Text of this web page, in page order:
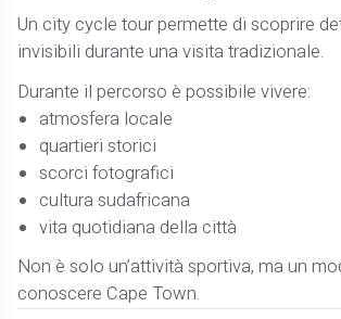
Un city cycle tour permette di scoprire
invisibili durante una visita tradizionale.
Durante il percorso è possibile vivere:
atmosfera locale
quartieri storici
scorci fotografici
cultura sudafricana
vita quotidiana della città
Non è solo un’attività sportiva, ma un
conoscere Cape Town.